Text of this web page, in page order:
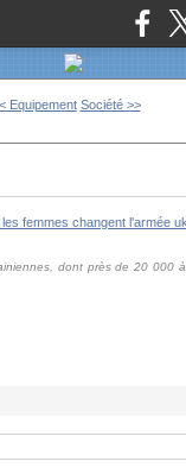
Equipement Société >>
dont près de 20 000